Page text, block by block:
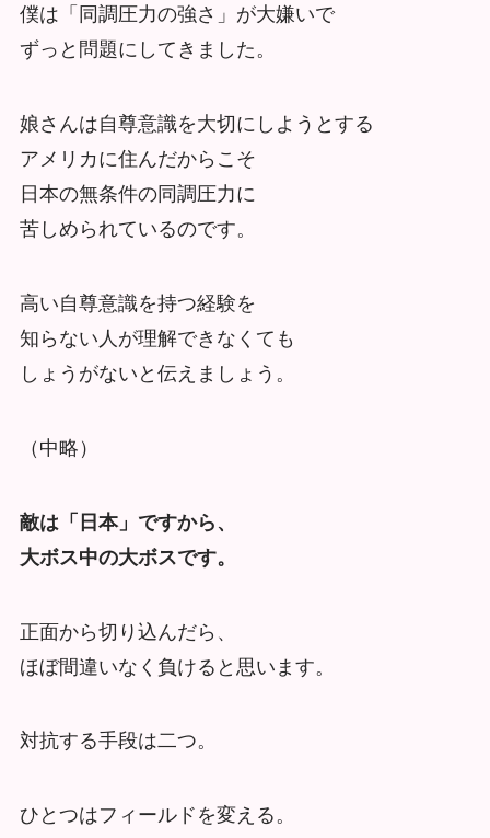
僕は「同調圧力の強さ」が大嫌いで
ずっと問題にしてきました。
娘さんは自尊意識を大切にしようとする
アメリカに住んだからこそ
日本の無条件の同調圧力に
苦しめられているのです。
高い自尊意識を持つ経験を
知らない人が理解できなくても
しょうがないと伝えましょう。
（中略）
敵は「日本」ですから、
大ボス中の大ボスです。
正面から切り込んだら、
ほぼ間違いなく負けると思います。
対抗する手段は二つ。
ひとつはフィールドを変える。